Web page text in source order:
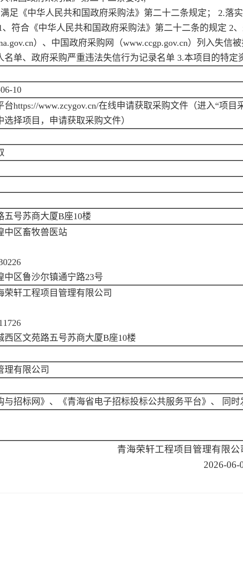
足《中华人民共和国政府采购法》第二十二条规定； 2.落
符合《中华人民共和国政府采购法》第二十二条的规定 2
）、中国政府采购网（www.ccgp.gov.cn）列入失信
名单、政府采购严重违法失信行为记录名单 3.本项目的特定
10
https://www.zcygov.cn/在线申请获取采购文件（进入“项目
择项目，申请获取采购文件）
五号苏商大厦B座10楼
中区畜牧兽医站
中区鲁沙尔镇通宁路23号
轩工程项目管理有限公司
西区文苑路五号苏商大厦B座10楼
理有限公司
招标网》、《青海省电子招标投标公共服务平台》、 同时
青海荣轩工程项目管理有限公
2026-06-